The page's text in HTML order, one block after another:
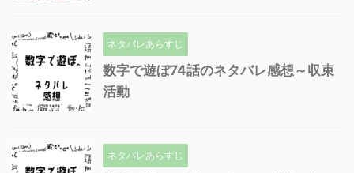
ネタバレあらすじ
数字で遊ぼ74話のネタバレ感想～収束
活動
ネタバレあらすじ